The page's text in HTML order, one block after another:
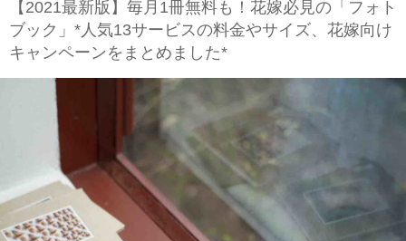
【2021最新版】毎月1冊無料も！花嫁必見の「フォト
ブック」*人気13サービスの料金やサイズ、花嫁向け
キャンペーンをまとめました*